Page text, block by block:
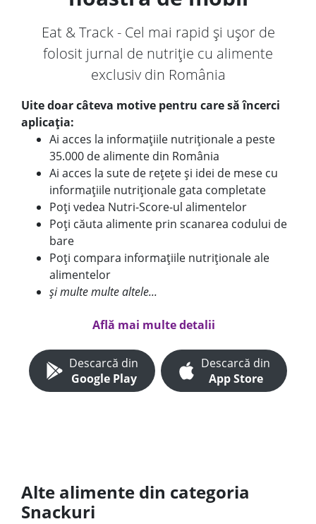
Eat & Track - Cel mai rapid și ușor de
folosit jurnal de nutriție cu alimente
exclusiv din România
Uite doar câteva motive pentru care să încerci
aplicația:
Ai acces la informațiile nutriționale a peste
35.000 de alimente din România
Ai acces la sute de rețete și idei de mese cu
informațiile nutriționale gata completate
Poți vedea Nutri-Score-ul alimentelor
Poți căuta alimente prin scanarea codului de
bare
Poți compara informațiile nutriționale ale
alimentelor
și multe multe altele...
Află mai multe detalii
Descarcă din
Google Play
Descarcă din
App Store
Alte alimente din categoria
Snackuri